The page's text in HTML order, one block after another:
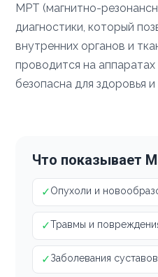
МРТ (магнитно-
диагностики, который
внутренних органов и
проводится на
безопасна для здоровья
Что показывает
✓Опухоли и
✓Травмы и
✓Заболевания